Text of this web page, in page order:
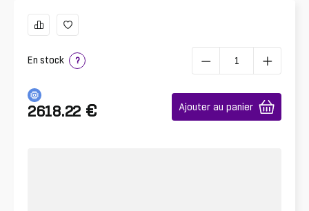
En stock ?
2618.22 € Ajouter au panier